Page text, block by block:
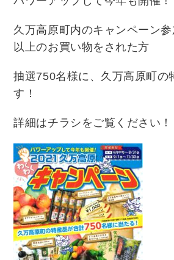
久万高原町内のキャンペーン
以上のお買い物をされた方
抽選750名様に、久万高原町の
す！
詳細はチラシをご覧ください！